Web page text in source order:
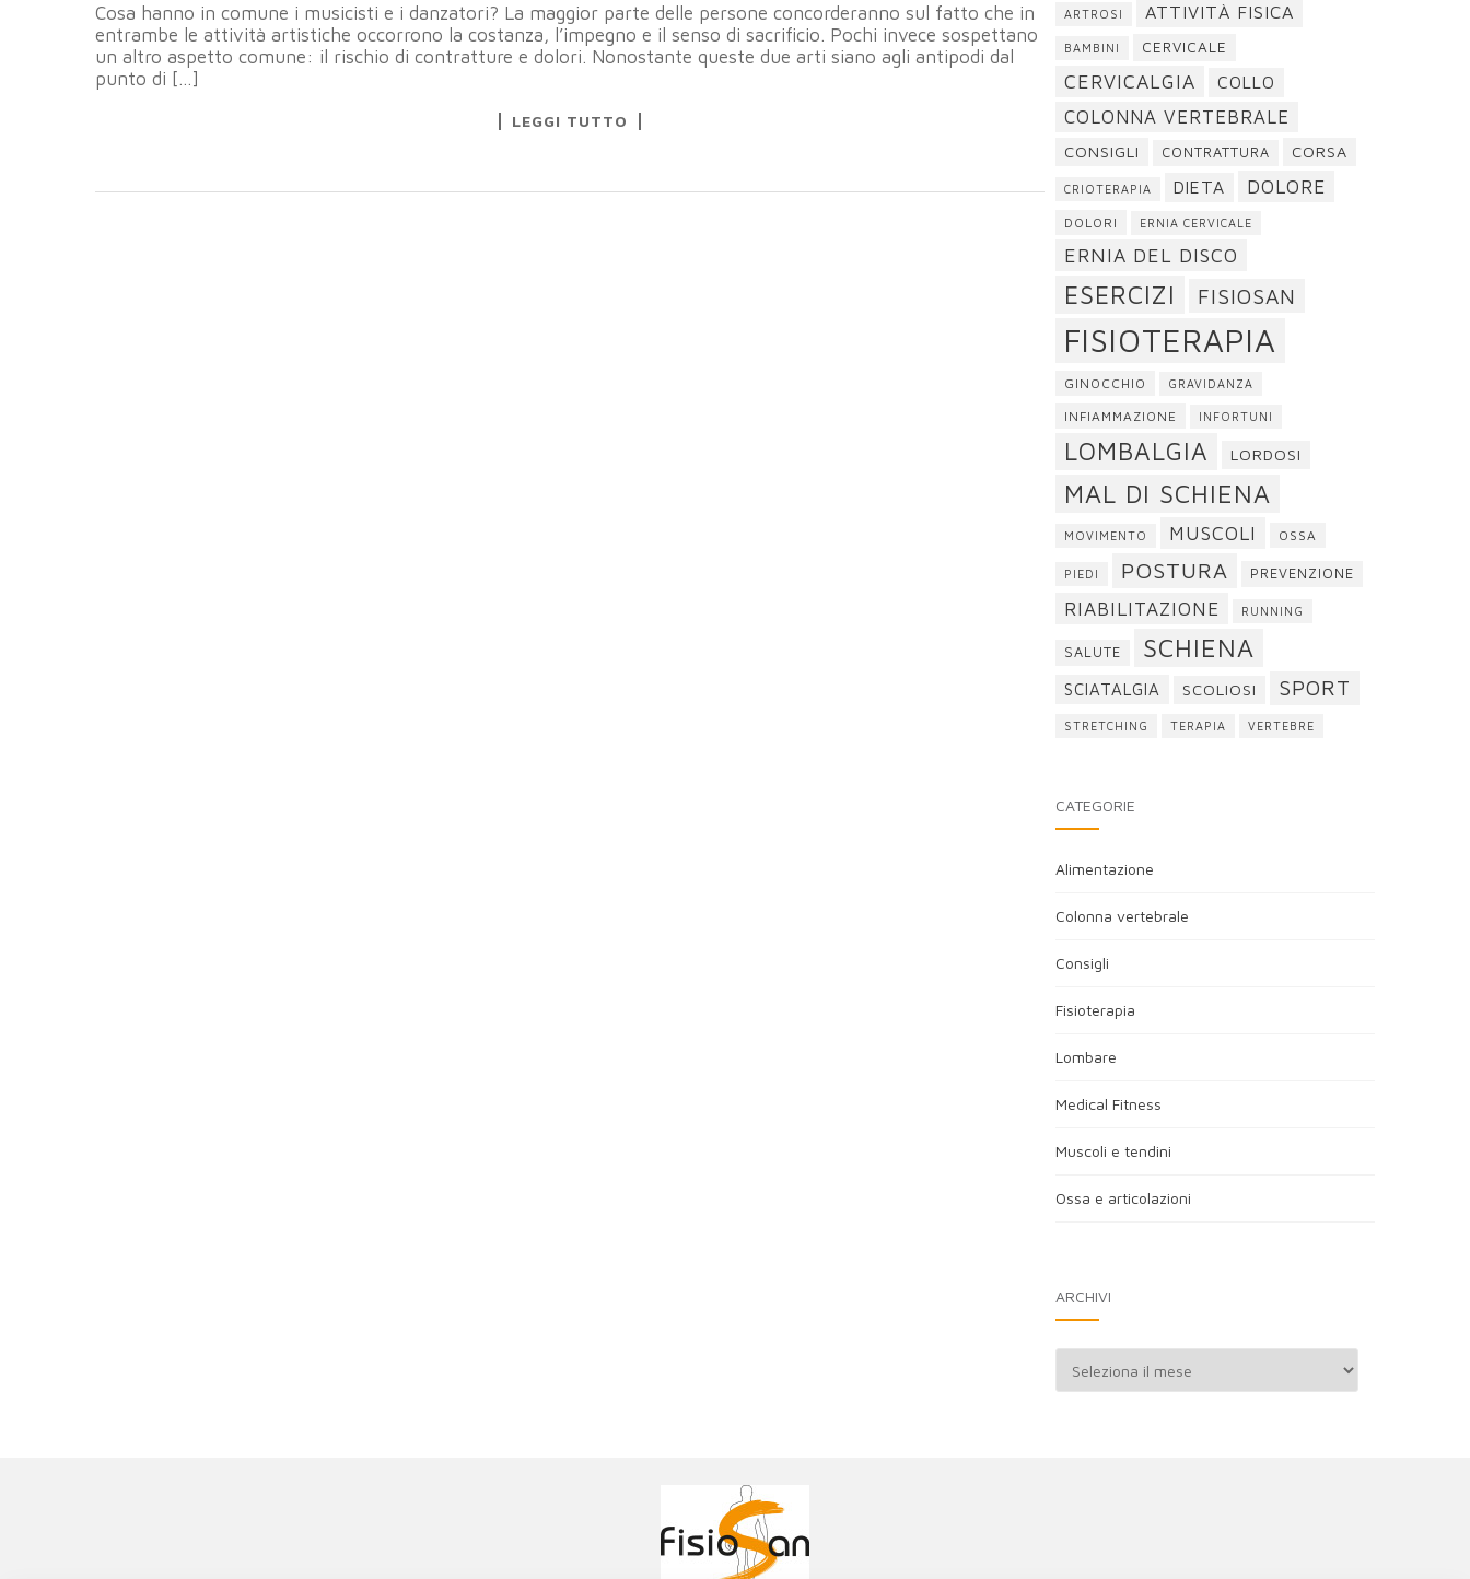
Cosa hanno in comune i musicisti e i danzatori? La maggior parte delle persone concorderanno sul fatto che in
entrambe le attività artistiche occorrono la costanza, l’impegno e il senso di sacrificio. Pochi invece sospettano
un altro aspetto comune: il rischio di contratture e dolori. Nonostante queste due arti siano agli antipodi dal
punto di […]
LEGGI TUTTO
ARTROSI ATTIVITÀ FISICA
BAMBINI CERVICALE
CERVICALGIA COLLO
COLONNA VERTEBRALE
CONSIGLI CONTRATTURA CORSA
CRIOTERAPIA DIETA DOLORE
DOLORI ERNIA CERVICALE
ERNIA DEL DISCO
ESERCIZI FISIOSAN
FISIOTERAPIA
GINOCCHIO GRAVIDANZA
INFIAMMAZIONE INFORTUNI
LOMBALGIA LORDOSI
MAL DI SCHIENA
MOVIMENTO MUSCOLI OSSA
PIEDI POSTURA PREVENZIONE
RIABILITAZIONE RUNNING
SALUTE SCHIENA
SCIATALGIA SCOLIOSI SPORT
STRETCHING TERAPIA VERTEBRE
CATEGORIE
Alimentazione
Colonna vertebrale
Consigli
Fisioterapia
Lombare
Medical Fitness
Muscoli e tendini
Ossa e articolazioni
ARCHIVI
Archivi